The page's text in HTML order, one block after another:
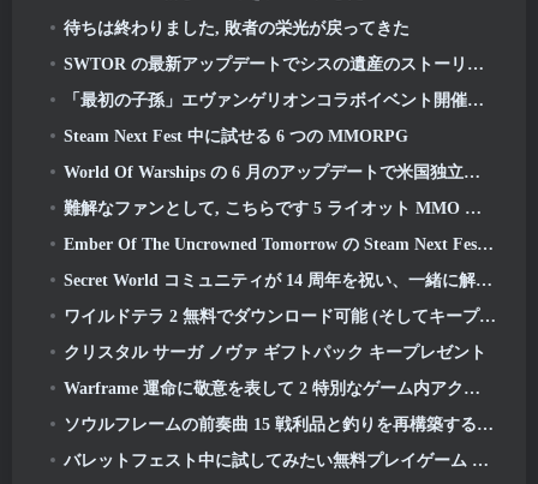
待ちは終わりました, 敗者の栄光が戻ってきた
SWTOR の最新アップデートでシスの遺産のストーリーラインが本日終結を迎える
「最初の子孫」エヴァンゲリオンコラボイベント開催決定
Steam Next Fest 中に試せる 6 つの MMORPG
World Of Warships の 6 月のアップデートで米国独立記念日を新しいナラティブ キャンペーンで祝う
難解なファンとして, こちらです 5 ライオット MMO に見たいもの
Ember Of The Uncrowned Tomorrow の Steam Next Fest デモを事前ダウンロードできます
Secret World コミュニティが 14 周年を祝い、一緒に解決しなければならない謎を発表
ワイルドテラ 2 無料でダウンロード可能 (そしてキープ) 期間限定
クリスタル サーガ ノヴァ ギフトパック キープレゼント
Warframe 運命に敬意を表して 2 特別なゲーム内アクティビティとタイトル付き
ソウルフレームの前奏曲 15 戦利品と釣りを再構築するアップデート
バレットフェスト中に試してみたい無料プレイゲーム 5 選